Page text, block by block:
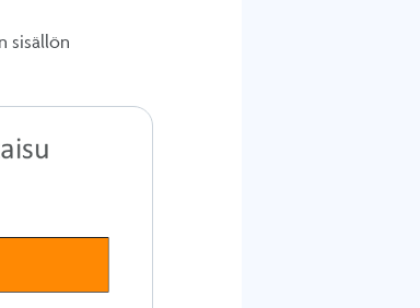
sisällön